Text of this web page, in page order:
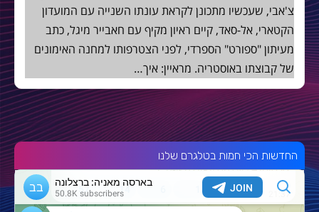
צ'אבי, שעכשיו מתכונן לקראת עונתו השנייה עם המועדון
הקטארי, אל-סאד, קיים ראיון מקיף עם חאבייר מיגל, כתב
מעיתון "ספורט" הספרדי, לפני הצטרפותו למחנה האימונים
של קבוצתו באוסטריה. מראיין: איך…
החדשות הכי חמות בטלגרם שלנו